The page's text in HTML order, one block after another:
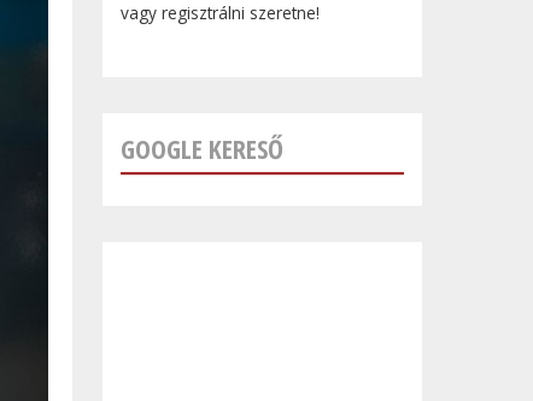
vagy regisztrálni szeretne!
GOOGLE KERESŐ